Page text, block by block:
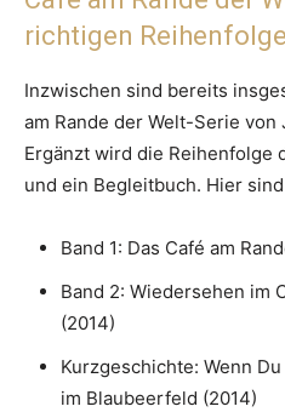
richtigen Reihenfolge
Inzwischen sind bereits
am Rande der Welt-Serie
Ergänzt wird die Reihenfolge
und ein Begleitbuch. Hier
Band 1: Das Café am
Band 2: Wiedersehen im
(2014)
Kurzgeschichte: Wenn
im Blaubeerfeld (2014)